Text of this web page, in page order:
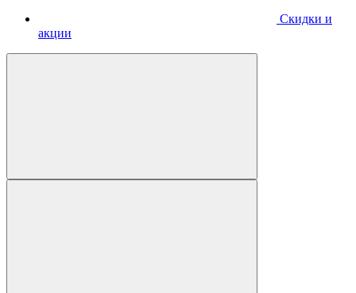
Скидки и
акции